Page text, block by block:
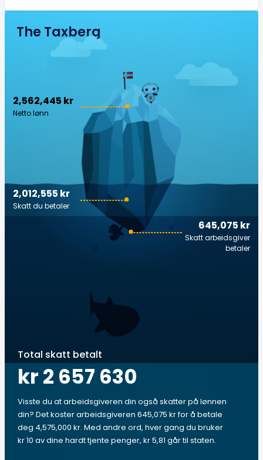
The Taxberg
2,562,445 kr
Netto lønn
645,075 kr
Skatt arbeidsgiver
betaler
2,012,555 kr
Skatt du betaler
Total skatt betalt
kr 2 657 630
Visste du at arbeidsgiveren din også skatter på lønnen
din? Det koster arbeidsgiveren 645,075 kr for å betale
deg 4,575,000 kr. Med andre ord, hver gang du bruker
kr 10 av dine hardt tjente penger, kr 5,81 går til staten.